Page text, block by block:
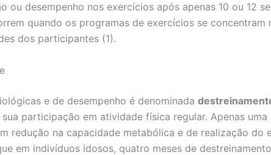
ou desempenho nos exercícios após apenas 10 ou 12
quando os programas de exercícios se concentram
dos participantes (1).
e de desempenho é denominada
participação em atividade física regular. Apenas uma
redução na capacidade metabólica e de realização do
em indivíduos idosos, quatro meses de